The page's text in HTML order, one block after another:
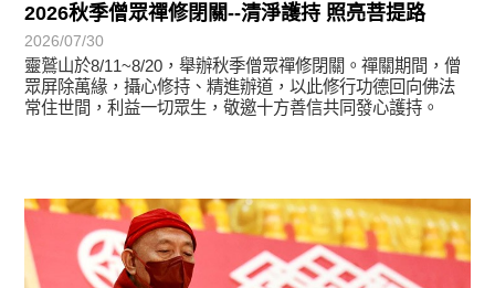
2026秋季僧眾禪修閉關--清淨護持 照亮菩提路
2026/07/30
靈鷲山於8/11~8/20，舉辦秋季僧眾禪修閉關。禪關期間，僧
眾屏除萬緣，攝心修持、精進辦道，以此修行功德回向佛法
常住世間，利益一切眾生，敬邀十方善信共同發心護持。
學習分享